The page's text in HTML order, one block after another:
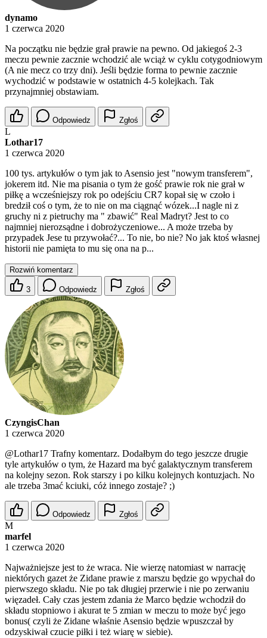
dynamo
1 czerwca 2020
Na początku nie będzie grał prawie na pewno. Od jakiegoś 2-3
meczu pewnie zacznie wchodzić ale wciąż w cyklu cotygodniowym
(A nie mecz co trzy dni). Jeśli będzie forma to pewnie zacznie
wychodzić w podstawie w ostatnich 4-5 kolejkach. Tak
przynajmniej obstawiam.
Odpowiedz Zgłoś
L
Lothar17
1 czerwca 2020
100 tys. artykułów o tym jak to Asensio jest "nowym transferem",
jokerem itd. Nie ma pisania o tym że gość prawie rok nie grał w
piłkę a wcześniejszy rok po odejściu CR7 kopał się w czoło i
bredził coś o tym, że to nie on ma ciągnąć wózek...I nagle ni z
gruchy ni z pietruchy ma " zbawić" Real Madryt? Jest to co
najmniej nierozsądne i dobrożyczeniowe... A może trzeba by
przypadek Jese tu przywołać?... To nie, bo nie? No jak ktoś własnej
historii nie pamięta to mu się ona na p...
Rozwiń komentarz
3 Odpowiedz Zgłoś
CzyngisChan
1 czerwca 2020
@Lothar17 Trafny komentarz. Dodałbym do tego jeszcze drugie
tyle artykułów o tym, że Hazard ma być galaktycznym transferem
na kolejny sezon. Rok starszy i po kilku kolejnych kontuzjach. No
ale trzeba 3mać kciuki, cóż innego zostaje? ;)
Odpowiedz Zgłoś
M
marfel
1 czerwca 2020
Najważniejsze jest to że wraca. Nie wierzę natomiast w narrację
niektórych gazet że Zidane prawie z marszu będzie go wpychał do
pierwszego składu. Nie po tak długiej przerwie i nie po zerwaniu
więzadeł. Cały czas jestem zdania że Marco będzie wchodził do
składu stopniowo i akurat te 5 zmian w meczu to może być jego
bonus( czyli że Zidane właśnie Asensio będzie wpuszczał by
odzyskiwał czucie piłki i też wiarę w siebie).